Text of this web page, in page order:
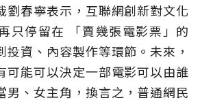
劉春寧表示，互聯網創新對文化
只停留在 「賣幾張電影票」的
投資、內容製作等環節。未來，
可能可以決定一部電影可以由誰
男、女主角，換言之，普通網民